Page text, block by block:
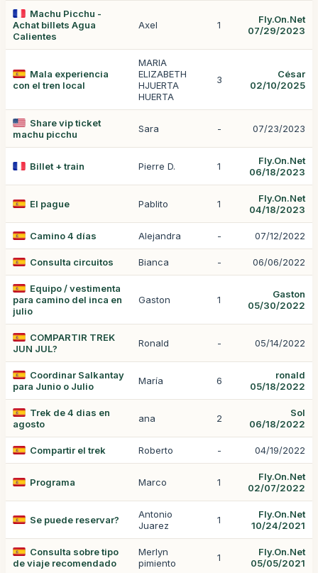
Machu Picchu -
Achat billets Agua
Calientes
Axel 1
Fly.On.Net
07/29/2023
Mala experiencia
con el tren local
MARIA
ELIZABETH
HJUERTA
HUERTA
3
César
02/10/2025
Share vip ticket
machu picchu
Sara - 07/23/2023
Billet + train Pierre D. 1
Fly.On.Net
06/18/2023
El pague Pablito 1
Fly.On.Net
04/18/2023
Camino 4 días Alejandra - 07/12/2022
Consulta circuitos Bianca - 06/06/2022
Equipo / vestimenta
para camino del inca en
julio
Gaston 1
Gaston
05/30/2022
COMPARTIR TREK
JUN JUL?
Ronald - 05/14/2022
Coordinar Salkantay
para Junio o Julio
María 6
ronald
05/18/2022
Trek de 4 dias en
agosto
ana 2
Sol
06/18/2022
Compartir el trek Roberto - 04/19/2022
Programa Marco 1
Fly.On.Net
02/07/2022
Se puede reservar?
Antonio
Juarez
1
Fly.On.Net
10/24/2021
Consulta sobre tipo
de viaje recomendado
Merlyn
pimiento
1
Fly.On.Net
05/05/2021